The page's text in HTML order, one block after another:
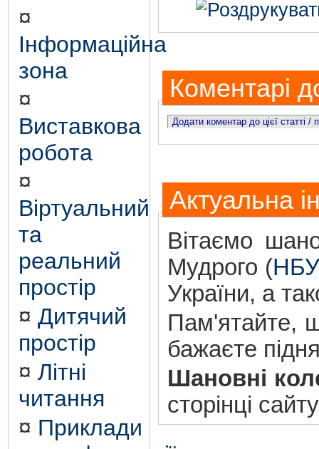
¤
Інформаційна
зона
¤
Виставкова
робота
¤
Віртуальний
та
реальний
простір
¤ Дитячий
простір
¤ Літні
читання
¤ Приклади
Коментарі
Додати коментар до цієї статті /
Актуальна
Вітаємо
Мудрого (
України, а
Пам'ятайте,
бажаєте
Шановні
сторінці